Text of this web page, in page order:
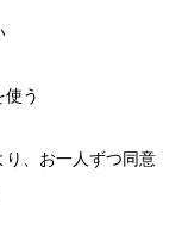
う
り、お一人ずつ同意